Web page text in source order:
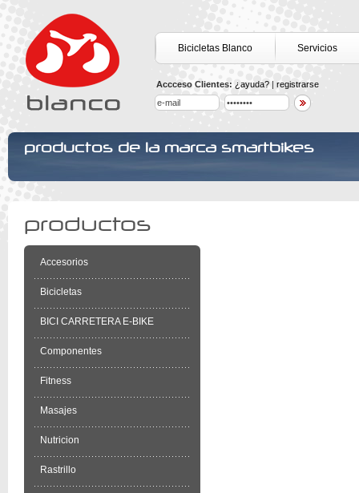
Bicicletas Blanco Servicios
Accceso Clientes: ¿ayuda? | registrarse
productos de la marca smartbikes
productos
Accesorios
Bicicletas
BICI CARRETERA E-BIKE
Componentes
Fitness
Masajes
Nutricion
Rastrillo